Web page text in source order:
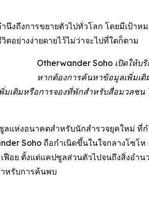
งถึงการขยายตัวไปทั่วโลก โดยมีเป้า
ย่างง่ายดายไว้ไม่ว่าจะไปที่ใดก็ตาม
Otherwander Soho เปิดให้บ
หากต้องการค้นหาข้อมูลเพิ่มเ
มเติมหรือการจองที่พักสำหรับสื่อมวลช
แห่งอนาคตสำหรับนักสำรวจยุคใหม่
Soho ถือกำเนิดขึ้นในใจกลางโซ
ย ตั้งแต่แคปซูลส่วนตัวไปจนถึงสิ่งอำน
หรับการค้นพบ